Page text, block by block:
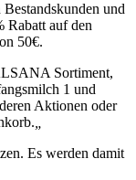
und
Rabatt auf den
50€.
Sortiment,
1 und
Aktionen oder
Es werden damit